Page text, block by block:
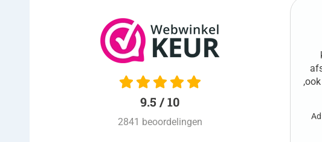
9.5 / 10
2841 beoordelingen
keurig netjes volgens
,ook prijs is goed, kortom een
prima winkel
Ad van Venrooij